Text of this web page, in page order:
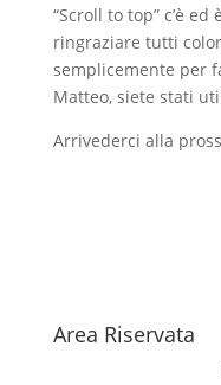
“Scroll to top” c’è
ringraziare tutti
semplicemente per
Matteo, siete stati
Arrivederci alla
Area Riservata